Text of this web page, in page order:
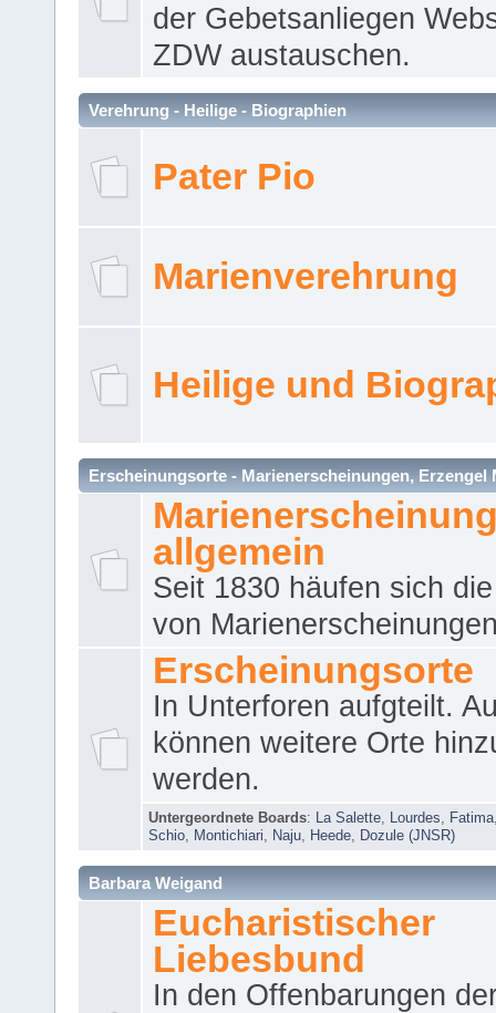
der Gebetsanliegen
ZDW austauschen.
Verehrung - Heilige - Biographien
Pater Pio
Marienverehrung
Heilige und
Erscheinungsorte - Marienerscheinungen, Erzengel
allgemein
Seit 1830 häufen sich
von
Erscheinungsorte
In Unterforen aufgteilt.
können weitere Orte
werden.
Untergeordnete Boards: La Salette Lourdes Fatima
Schio
Montichiari Naju Heede Dozule (JNSR)
Barbara Weigand
Eucharistischer
Liebesbund
In den Offenbarungen